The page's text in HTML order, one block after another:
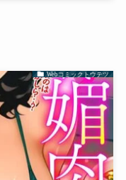
Webコミックトウテツ